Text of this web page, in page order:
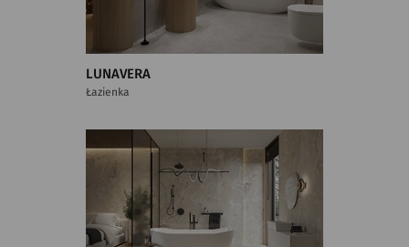
LUNAVERA
Łazienka